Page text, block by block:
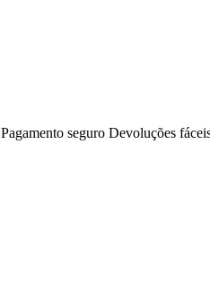
Pagamento seguro Devoluções